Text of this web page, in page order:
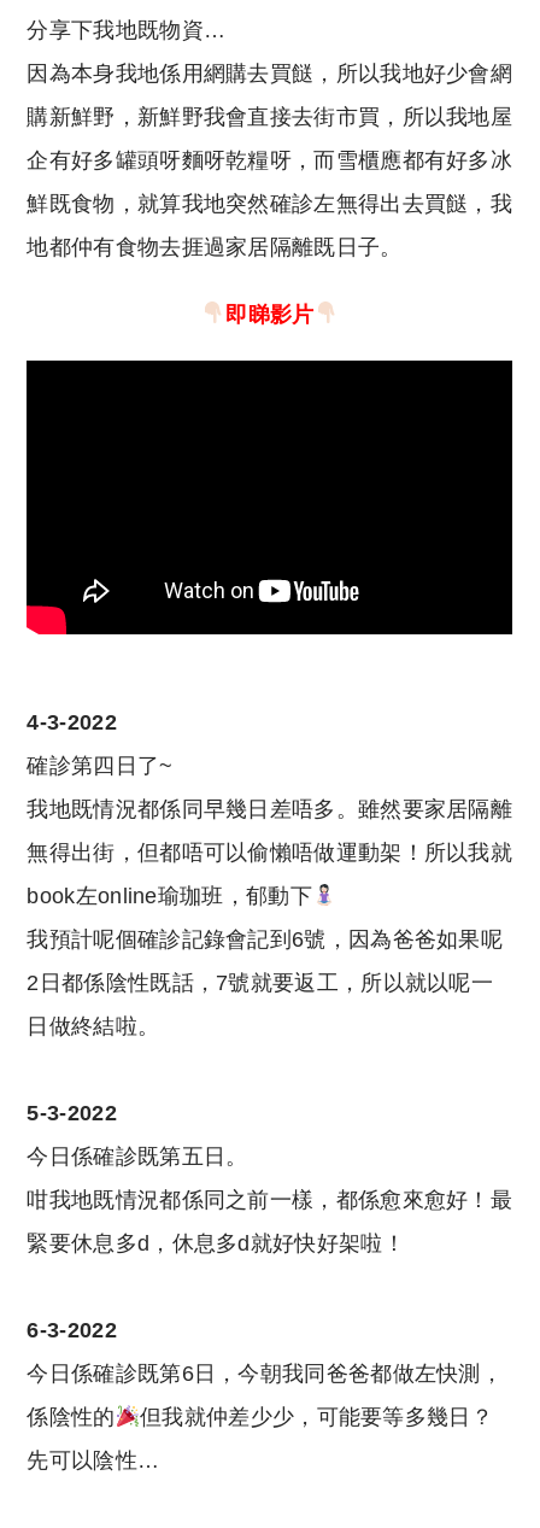
分享下我地既物資…
因為本身我地係用網購去買餸，所以我地好少會網
購新鮮野，新鮮野我會直接去街市買，所以我地屋
企有好多罐頭呀麵呀乾糧呀，而雪櫃應都有好多冰
鮮既食物，就算我地突然確診左無得出去買餸，我
地都仲有食物去捱過家居隔離既日子。
即睇影片
4-3-2022
確診第四日了~
我地既情況都係同早幾日差唔多。雖然要家居隔離
無得出街，但都唔可以偷懶唔做運動架！所以我就
book左online瑜珈班，郁動下
我預計呢個確診記錄會記到6號，因為爸爸如果呢
2日都係陰性既話，7號就要返工，所以就以呢一
日做終結啦。
5-3-2022
今日係確診既第五日。
咁我地既情況都係同之前一樣，都係愈來愈好！最
緊要休息多d，休息多d就好快好架啦！
6-3-2022
今日係確診既第6日，今朝我同爸爸都做左快測，
係陰性的
但我就仲差少少，可能要等多幾日？
先可以陰性…